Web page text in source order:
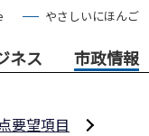
やさしいにほんご
ネス 市政情報
要望項目